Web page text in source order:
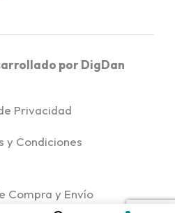
porDigDan
Privacidad
y Condiciones
Compra y Envío